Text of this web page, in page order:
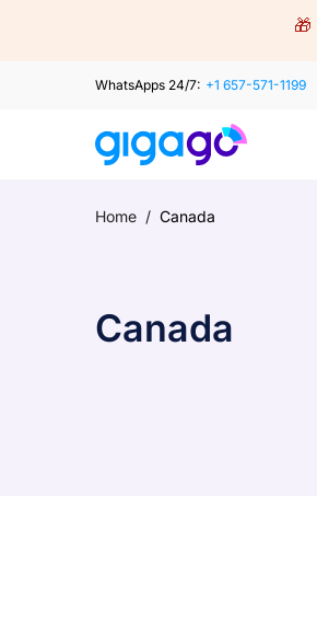
🎁
WhatsApps 24/7: +1 657-571-1199
Home / Canada
Canada